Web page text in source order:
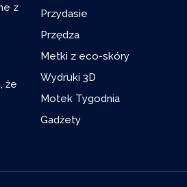
z
że
Przydasie
Przędza
Metki z eco-skóry
Wydruki 3D
Motek Tygodnia
Gadżety